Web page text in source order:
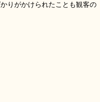
りがかけられたことも観客の